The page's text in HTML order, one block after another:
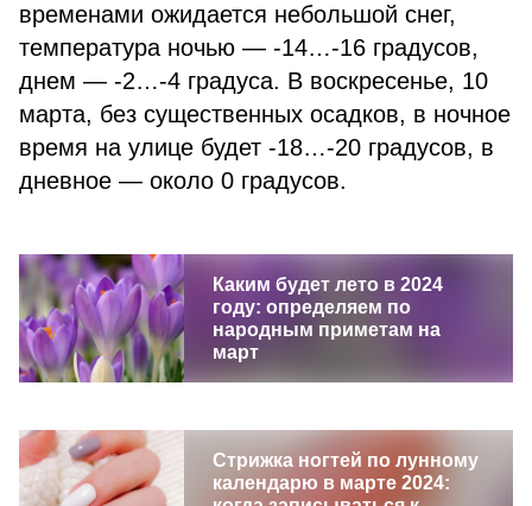
временами ожидается небольшой снег,
температура ночью — -14…-16 градусов,
днем — -2…-4 градуса. В воскресенье, 10
марта, без существенных осадков, в ночное
время на улице будет -18…-20 градусов, в
дневное — около 0 градусов.
Каким будет лето в 2024
году: определяем по
народным приметам на
март
Стрижка ногтей по лунному
календарю в марте 2024: